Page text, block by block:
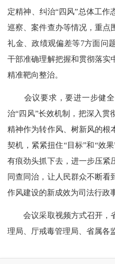
定精神、纠治“四风”总体工作
巡察、案件查办等情况，重点
礼金、政绩观偏差等7方面问
干部准确理解把握和贯彻落实
精准靶向整治。
会议要求，要进一步健全
治“四风”长效机制，把深入贯
精神作为转作风、树新风的根
契机，紧紧扭住“目标”和“效
有痕劲头抓下去，进一步压紧
同查同治，让人民群众不断看
作风建设的新成效为司法行政
会议采取视频方式召开，
理局、厅戒毒管理局、省属各